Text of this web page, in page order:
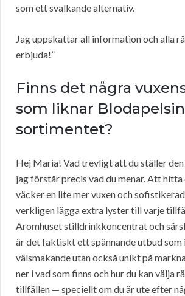
som ett svalkande alternativ.
Jag uppskattar all information och alla
erbjuda!”
Finns det några
som liknar
sortimentet?
Hej Maria! Vad trevligt att du ställer den
jag förstår precis vad du menar. Att
väcker en lite mer vuxen och
verkligen lägga extra lyster till varje
Aromhuset stilldrinkkoncentrat och
är det faktiskt ett spännande utbud som
välsmakande utan också unikt på
ner i vad som finns och hur du kan välja
tillfällen — speciellt om du är ute efter